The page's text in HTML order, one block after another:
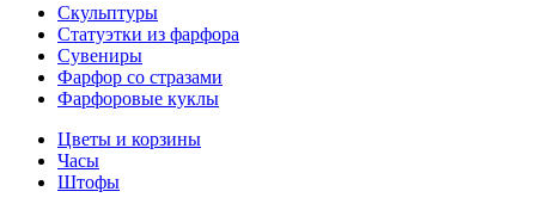
Скульптуры
Статуэтки из фарфора
Сувениры
Фарфор со стразами
Фарфоровые куклы
Цветы и корзины
Часы
Штофы